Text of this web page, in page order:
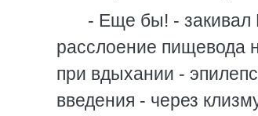
- Еще бы! - закивал
расслоение пищевода
при вдыхании -
введения - через